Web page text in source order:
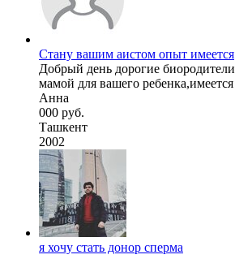
Стану вашим аистом опыт имеется
Добрый день дорогие
мамой для вашего
Анна
000 руб.
Ташкент
2002
я хочу стать донор сперма